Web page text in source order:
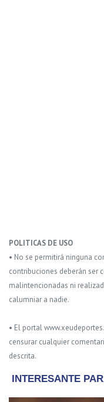
POLITICAS DE USO
• No se permitirá ninguna
contribuciones deberán ser
malintencionadas ni
calumniar a nadie.
• El portal
censurar cualquier
descrita.